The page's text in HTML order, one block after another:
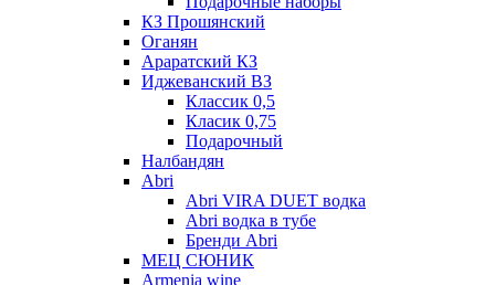
КЗ Прошянский
Оганян
Араратский КЗ
Иджеванский ВЗ
Классик 0,5
Класик 0,75
Подарочный
Налбандян
Abri
Abri VIRA DUET водка
Abri водка в тубе
Бренди Abri
МЕЦ СЮНИК
Armenia wine